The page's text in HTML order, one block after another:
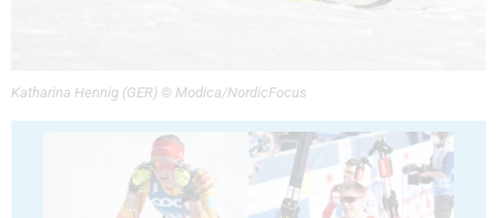
Katharina Hennig (GER) © Modica/NordicFocus